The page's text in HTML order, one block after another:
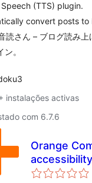
(TTS) plugin.
convert posts to
読さん – ブログ読み上
。
instalações activas
com 6.7.6
Orange
for